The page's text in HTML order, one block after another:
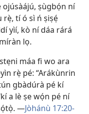
ojúsàájú, ṣùgbọ́n ní
tí ó sì ń ṣiṣẹ́
yìí, kò ní dáa rárá
lọ.
máa fi wo ara
rẹ̀ pé: “Arákùnrin
gbàdúrà pé kí
a lè ṣe wọ́n pé ní
—Jòhánù 17:20-